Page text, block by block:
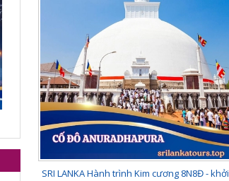
SRI LANKA Hành trình Kim cương 8N8Đ - khởi